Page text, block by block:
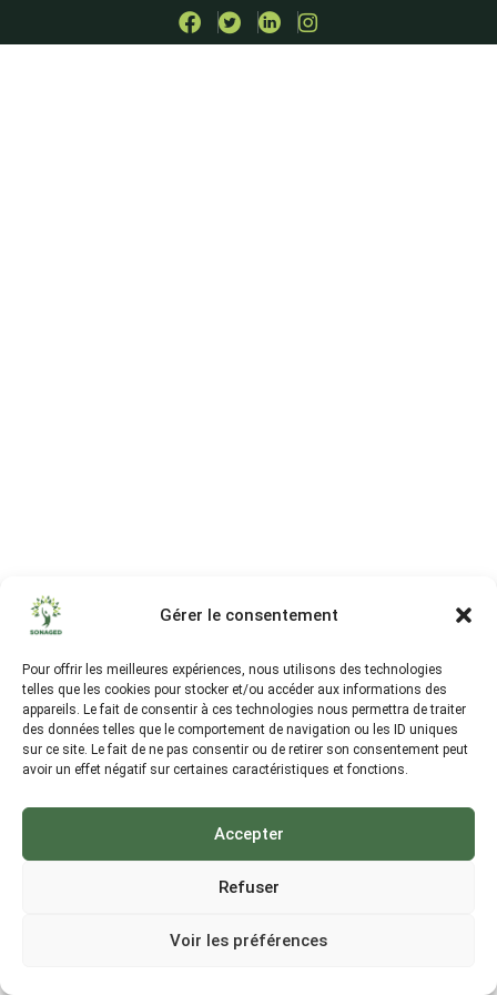
Gérer le consentement
Pour offrir les meilleures expériences, nous utilisons des technologies
telles que les cookies pour stocker et/ou accéder aux informations des
appareils. Le fait de consentir à ces technologies nous permettra de traiter
des données telles que le comportement de navigation ou les ID uniques
sur ce site. Le fait de ne pas consentir ou de retirer son consentement peut
avoir un effet négatif sur certaines caractéristiques et fonctions.
Accepter
Refuser
Voir les préférences